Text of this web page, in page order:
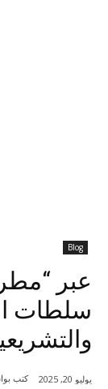
Blog
عبر
سلطات
يوليو 20, 2025 كتب